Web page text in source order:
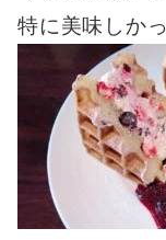
特に美味しか